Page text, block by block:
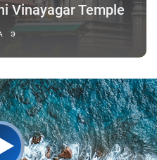
Vinayagar Temple